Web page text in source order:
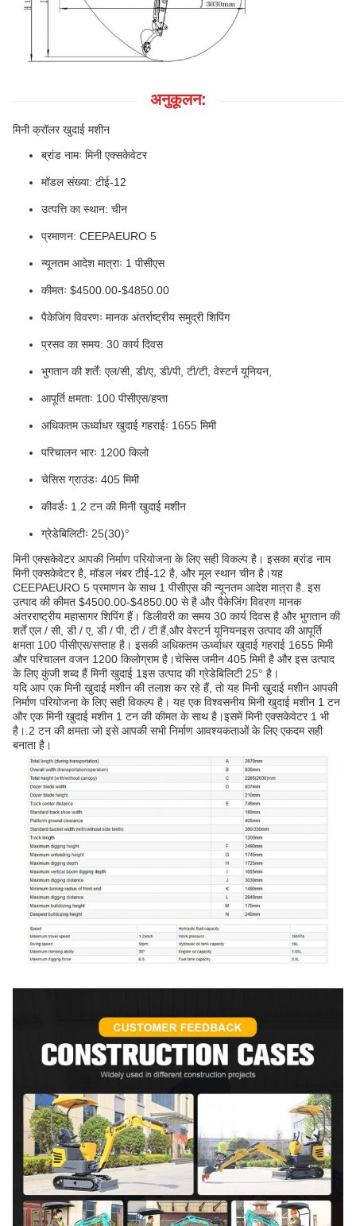
अनुकूलन:
मिनी क्रॉलर खुदाई मशीन
ब्रांड नामः मिनी एक्सकेवेटर
मॉडल संख्या: टीई-12
उत्पत्ति का स्थान: चीन
प्रमाणन: CEEPAEURO 5
न्यूनतम आदेश मात्राः 1 पीसीएस
कीमतः $4500.00-$4850.00
पैकेजिंग विवरणः मानक अंतर्राष्ट्रीय समुद्री शिपिंग
प्रसव का समय: 30 कार्य दिवस
भुगतान की शर्तें: एल/सी, डी/ए, डी/पी, टी/टी, वेस्टर्न यूनियन,
आपूर्ति क्षमताः 100 पीसीएस/हप्ता
अधिकतम ऊर्ध्वाधर खुदाई गहराईः 1655 मिमी
परिचालन भारः 1200 किलो
चेसिस ग्राउंडः 405 मिमी
कीवर्डः 1.2 टन की मिनी खुदाई मशीन
ग्रेडेबिलिटीः 25(30)°
मिनी एक्सकेवेटर आपकी निर्माण परियोजना के लिए सही विकल्प है। इसका ब्रांड नाम
मिनी एक्सकेवेटर है, मॉडल नंबर टीई-12 है, और मूल स्थान चीन है।यह
CEEPAEURO 5 प्रमाणन के साथ 1 पीसीएस की न्यूनतम आदेश मात्रा है. इस
उत्पाद की कीमत $4500.00-$4850.00 से है और पैकेजिंग विवरण मानक
अंतरराष्ट्रीय महासागर शिपिंग हैं। डिलीवरी का समय 30 कार्य दिवस है और भुगतान की
शर्तें एल / सी, डी / ए, डी / पी, टी / टी हैं,और वेस्टर्न यूनियनइस उत्पाद की आपूर्ति
क्षमता 100 पीसीएस/सप्ताह है। इसकी अधिकतम ऊर्ध्वाधर खुदाई गहराई 1655 मिमी
और परिचालन वजन 1200 किलोग्राम है।चेसिस जमीन 405 मिमी है और इस उत्पाद
के लिए कुंजी शब्द हैं मिनी खुदाई 1इस उत्पाद की ग्रेडेबिलिटी 25° है।
यदि आप एक मिनी खुदाई मशीन की तलाश कर रहे हैं, तो यह मिनी खुदाई मशीन आपकी
निर्माण परियोजना के लिए सही विकल्प है। यह एक विश्वसनीय मिनी खुदाई मशीन 1 टन
और एक मिनी खुदाई मशीन 1 टन की कीमत के साथ है।इसमें मिनी एक्सकेवेटर 1 भी
है।.2 टन की क्षमता जो इसे आपकी सभी निर्माण आवश्यकताओं के लिए एकदम सही
बनाता है।